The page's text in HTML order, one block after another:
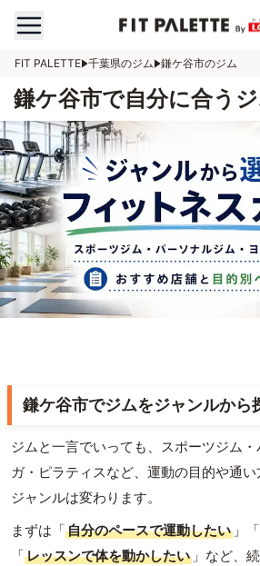
FIT PALETTE 千葉県のジム 鎌ケ谷市のジム
鎌ケ谷市で自分に合う
鎌ケ谷市でジムをジャンルから
ジムと一言でいっても、スポーツジム
ガ・ピラティスなど、運動の目的や通
ジャンルは変わります。
まずは「自分のペースで運動したい 」「
「レッスンで体を動かしたい 」など、